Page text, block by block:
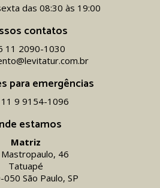
estamos
Matriz
Mastropaulo, 46
Tatuapé
São Paulo, SP
das 08:30 às 19:00
contatos
11 2090-1030
para emergências
9 9154-1096‬